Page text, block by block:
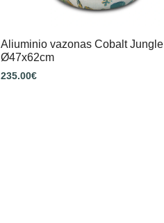
Aliuminio vazonas Cobalt Jungle
Ø47x62cm
235.00€